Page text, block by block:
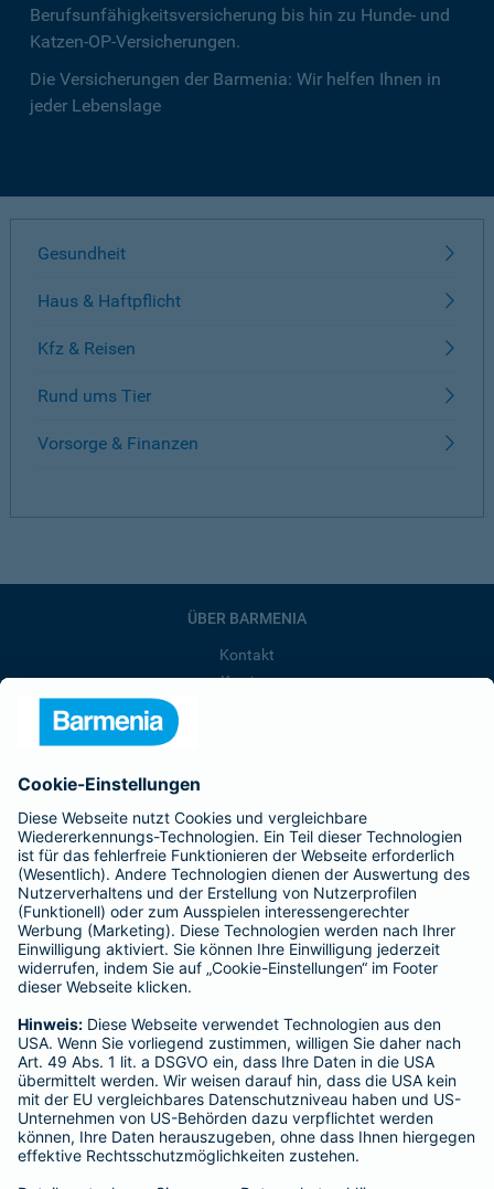
Berufsunfähigkeitsversicherung bis hin zu Hunde- und
Katzen-OP-Versicherungen.
Die Versicherungen der Barmenia: Wir helfen Ihnen in
jeder Lebenslage
Gesundheit
Haus & Haftpflicht
Kfz & Reisen
Rund ums Tier
Vorsorge & Finanzen
ÜBER BARMENIA
Kontakt
Karriere
Affiliate-Partner werden
Barmenia ist Teil der BarmeniaGothaer
BELIEBTE SEITEN
Kranken-Zusatzversicherung
Tierversicherungen
Haftpflichtversicherung
Hausratversicherung
SERVICE
Adresse ändern
Schaden melden
Kilometerstandsmeldung
Serviceübersicht